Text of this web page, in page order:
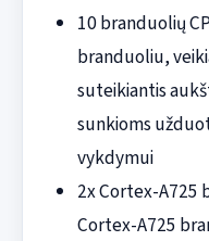
10 branduolių
branduoliu,
suteikiantis
sunkioms
vykdymui
2x Cortex-A725
Cortex-A725